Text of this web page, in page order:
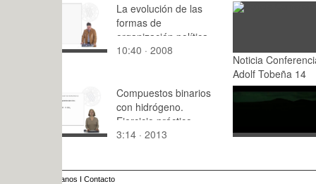
La evolución de las
formas de
organización política
10:40 · 2008
Noticia Conferencia
Adolf Tobeña 14
: · 2015
Compuestos binarios
con hidrógeno.
Ejercicio práctico
3:14 · 2013
REY
0:20 · 2018